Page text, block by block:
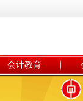
会计教育